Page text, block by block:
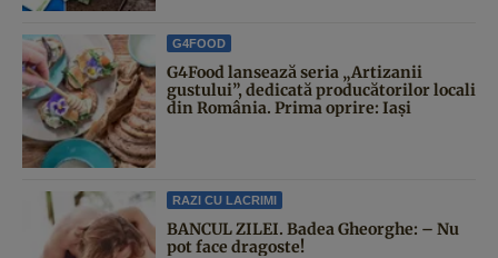
G4FOOD
G4Food lansează seria „Artizanii
gustului”, dedicată producătorilor locali
din România. Prima oprire: Iași
RAZI CU LACRIMI
BANCUL ZILEI. Badea Gheorghe: – Nu
pot face dragoste!